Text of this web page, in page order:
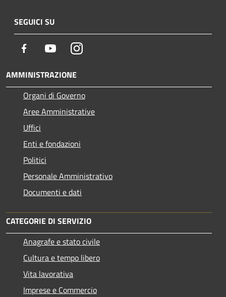
SEGUICI SU
Facebook YoutubeInstagram
AMMINISTRAZIONE
Organi di Governo
Aree Amministrative
Uffici
Enti e fondazioni
Politici
Personale Amministrativo
Documenti e dati
CATEGORIE DI SERVIZIO
Anagrafe e stato civile
Cultura e tempo libero
Vita lavorativa
Imprese e Commercio